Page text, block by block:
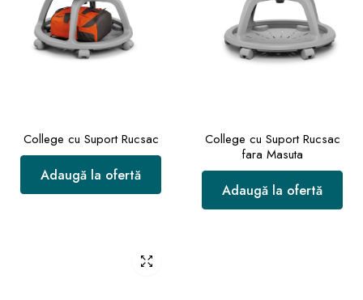
College cu Suport Rucsac
Adaugă la ofertă
College cu Suport Rucsac
fara Masuta
Adaugă la ofertă